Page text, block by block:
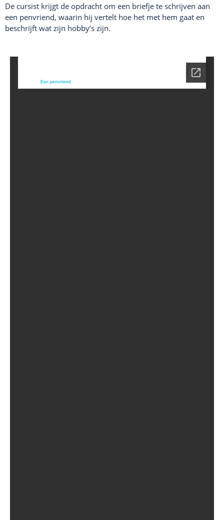
De cursist krijgt de opdracht om een briefje te schrijven aan
een penvriend, waarin hij vertelt hoe het met hem gaat en
beschrijft wat zijn hobby’s zijn.